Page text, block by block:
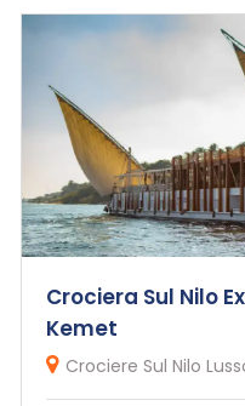
Crociera Sul Nilo
Kemet
Crociere Sul Nilo